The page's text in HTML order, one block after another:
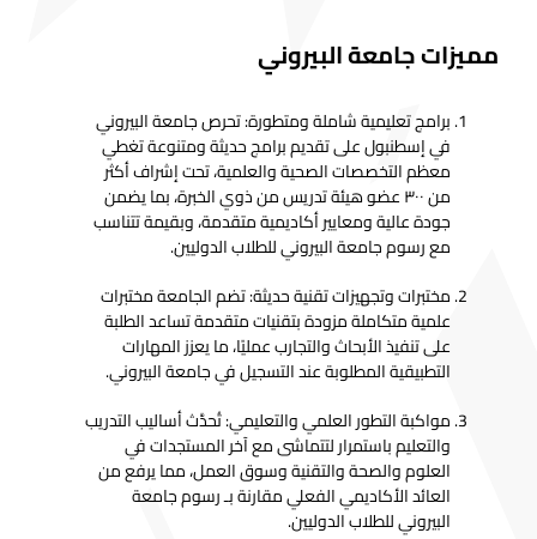
مميزات جامعة البيروني
برامج تعليمية شاملة ومتطورة: تحرص جامعة البيروني
في إسطنبول على تقديم برامج حديثة ومتنوعة تغطي
معظم التخصصات الصحية والعلمية، تحت إشراف أكثر
من ٣٠٠ عضو هيئة تدريس من ذوي الخبرة، بما يضمن
جودة عالية ومعايير أكاديمية متقدمة، وبقيمة تتناسب
مع رسوم جامعة البيروني للطلاب الدوليين.
مختبرات وتجهيزات تقنية حديثة: تضم الجامعة مختبرات
علمية متكاملة مزودة بتقنيات متقدمة تساعد الطلبة
على تنفيذ الأبحاث والتجارب عمليًا، ما يعزز المهارات
التطبيقية المطلوبة عند التسجيل في جامعة البيروني.
مواكبة التطور العلمي والتعليمي: تُحدَّث أساليب التدريب
والتعليم باستمرار لتتماشى مع آخر المستجدات في
العلوم والصحة والتقنية وسوق العمل، مما يرفع من
العائد الأكاديمي الفعلي مقارنة بـ رسوم جامعة
البيروني للطلاب الدوليين.